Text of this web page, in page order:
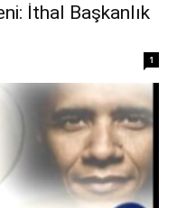
İthal Başkanlık
1